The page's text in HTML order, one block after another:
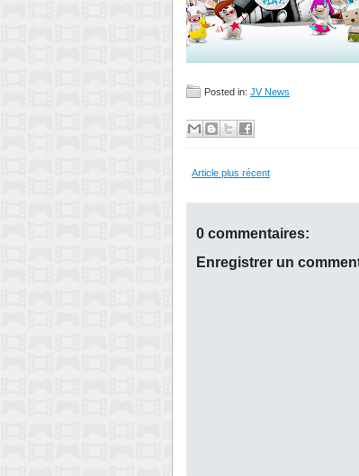
Posted in: JV News
Article plus récent
0 commentaires:
Enregistrer un